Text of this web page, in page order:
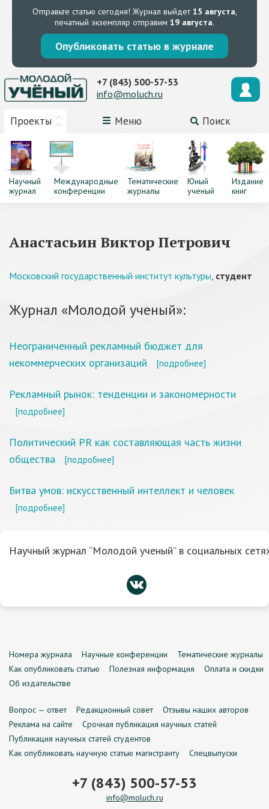
Отправьте статью сегодня! Журнал выйдет15 августа,
печатный экземпляр отправим 19 августа.
Опубликовать статью в журнале
Проекты Меню Поиск
+7 (843) 500-57-53
info@moluch.ru
Научный
журнал
Международные
конференции
Тематические
журналы
Юный
ученый
Издание
книг
Анастасьин Виктор Петрович
Московский государственный институт культуры, студент
Журнал «Молодой ученый»:
Неограниченный рекламный бюджет для
некоммерческих организаций
[подробнее]
Рекламный рынок: тенденции и закономерности
[подробнее]
Политический PR как составляющая часть жизни
общества
[подробнее]
Битва умов: искусственный интеллект и человек
[подробнее]
Научный журнал “Молодой ученый” в социальных
Номера журнала Научные конференции
Тематические журналы
Как опубликовать статью
Полезная информация
Оплата и скидки
Об издательстве
Вопрос — ответ Редакционный совет
Отзывы наших авторов
Реклама на сайте
Срочная публикация научных статей
Публикация научных статей студентов
Как опубликовать научную статью магистранту
Спецвыпуски
+7 (843) 500-57-53
info@moluch.ru